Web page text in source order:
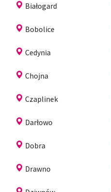
Białogard
Bobolice
Cedynia
Chojna
Czaplinek
Darłowo
Dobra
Drawno